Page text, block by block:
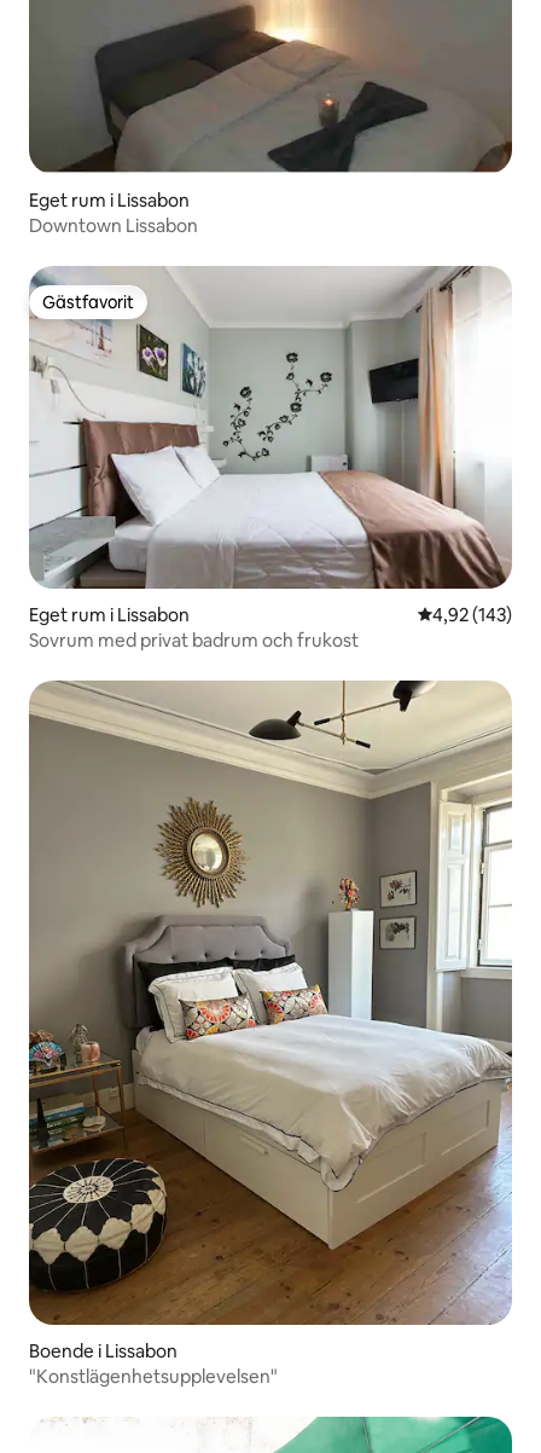
Eget rum i Lissabon
Downtown Lissabon
Gästfavorit
Gästfavorit
Eget rum i Lissabon 4,92 av 5 i
4,92 (143)
Sovrum med privat badrum och frukost
Boende i Lissabon
"Konstlägenhetsupplevelsen"